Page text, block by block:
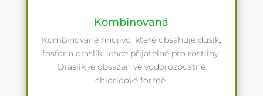
Kombinovaná
Kombinované hnojivo, které obsahuje dusík,
fosfor a draslík, lehce přijatelné pro rostliny.
Draslík je obsažen ve vodorozpustné
chloridové formě.